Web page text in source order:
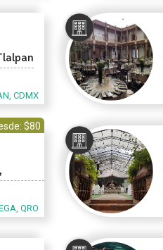
CDMX
$80
QRO